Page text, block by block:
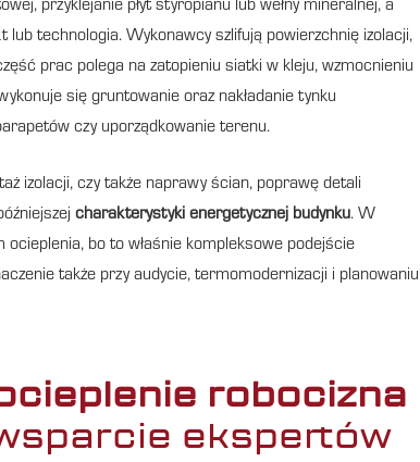
przyklejanie płyt styropianu lub wełny mineralnej, a
technologia. Wykonawcy szlifują powierzchnię izolacji,
prac polega na zatopieniu siatki w kleju, wzmocnieniu
się gruntowanie oraz nakładanie tynku
czy uporządkowanie terenu.
izolacji, czy także naprawy ścian, poprawę detali
charakterystyki energetycznej budynku. W
bo to właśnie kompleksowe podejście
także przy audycie, termomodernizacji i planowaniu
robocizna
ekspertów